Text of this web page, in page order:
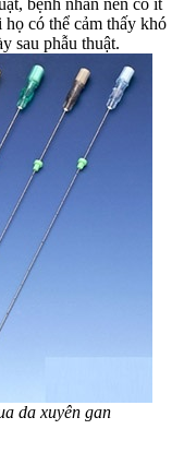
có thể cảm thấy khó
sau phẫu thuật.
da xuyên gan